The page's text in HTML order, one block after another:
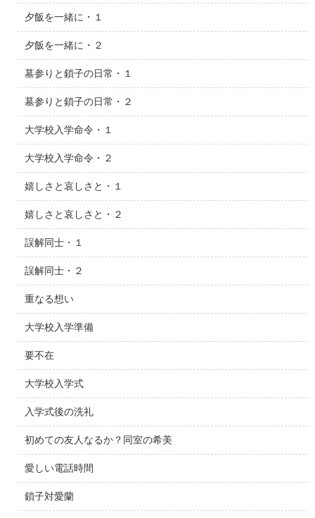
夕飯を一緒に・１
夕飯を一緒に・２
墓参りと鎖子の日常・１
墓参りと鎖子の日常・２
大学校入学命令・１
大学校入学命令・２
嬉しさと哀しさと・１
嬉しさと哀しさと・２
誤解同士・１
誤解同士・２
重なる想い
大学校入学準備
要不在
大学校入学式
入学式後の洗礼
初めての友人なるか？同室の希美
愛しい電話時間
鎖子対愛蘭